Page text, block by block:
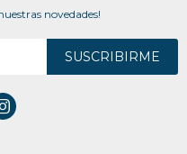
novedades!
SUSCRIBIRME